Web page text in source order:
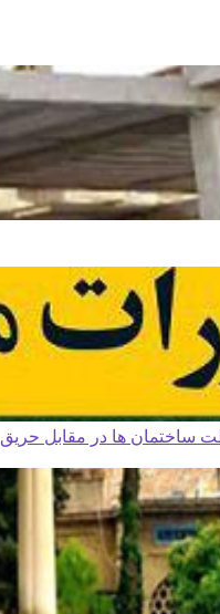
ساختمان ها در مقابل حریق